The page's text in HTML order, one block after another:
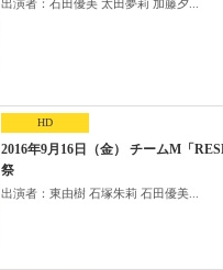
出演者：石田優美 太田夢莉 加藤夕...
HD
2016年9月16日（金） チームM「
祭
出演者：東由樹 石塚朱莉 石田優美...